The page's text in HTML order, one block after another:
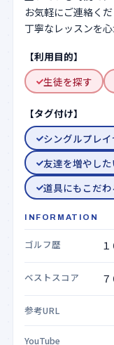
【利用目的】
生徒を探す
【タグ付け】
シングルプレイ
友達を増やした
道具にもこだわ
INFORMATION
ゴルフ歴
ベストスコア
参考URL
YouTube